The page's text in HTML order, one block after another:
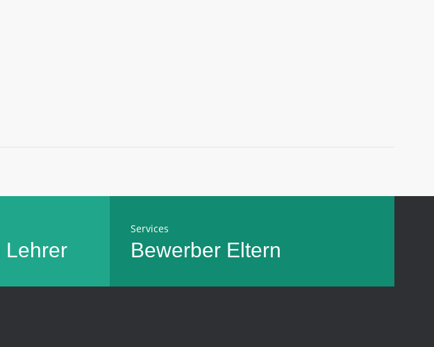
Lehrer
Services
Bewerber Eltern